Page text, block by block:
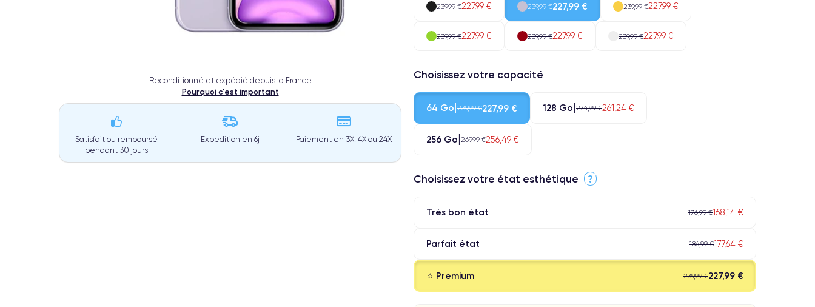
Reconditionné et expédié depuis la France
Pourquoi c'est important
Satisfait ou remboursé
pendant 30 jours
Expedition en 6j Paiement en 3X, 4X ou 24X
239,99 €227,99 € 239,99 €227,99 € 239,99 €227,99 €
239,99 €227,99 € 239,99 €227,99 € 239,99 €227,99 €
Choisissez votre capacité
64 Go 239,99 €227,99 € 128 Go 274,99 €261,24 €
256 Go 269,99 €256,49 €
Choisissez votre état esthétique ?
Très bon état 176,99 €168,14 €
Parfait état 186,99 €177,64 €
⭐ Premium 239,99 €227,99 €